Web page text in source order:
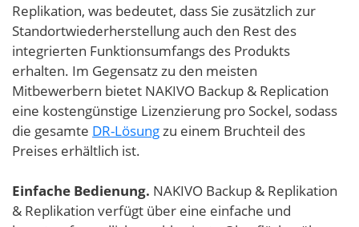
Replikation, was bedeutet, dass Sie zusätzlich zur
Standortwiederherstellung auch den Rest des
integrierten Funktionsumfangs des Produkts
erhalten. Im Gegensatz zu den meisten
Mitbewerbern bietet NAKIVO Backup & Replication
eine kostengünstige Lizenzierung pro Sockel, sodass
die gesamte DR-Lösungzu einem Bruchteil des
Preises erhältlich ist.
Einfache Bedienung. NAKIVO Backup & Replikation
& Replikation verfügt über eine einfache und